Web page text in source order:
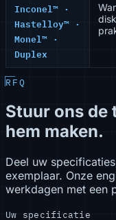
Inconel™ ·
Hastelloy™ ·
Monel™ ·
Duplex
RFQ
Stuur ons de
hem maken.
Deel uw
exemplaar. Onze
werkdagen met een
Uw specificatie